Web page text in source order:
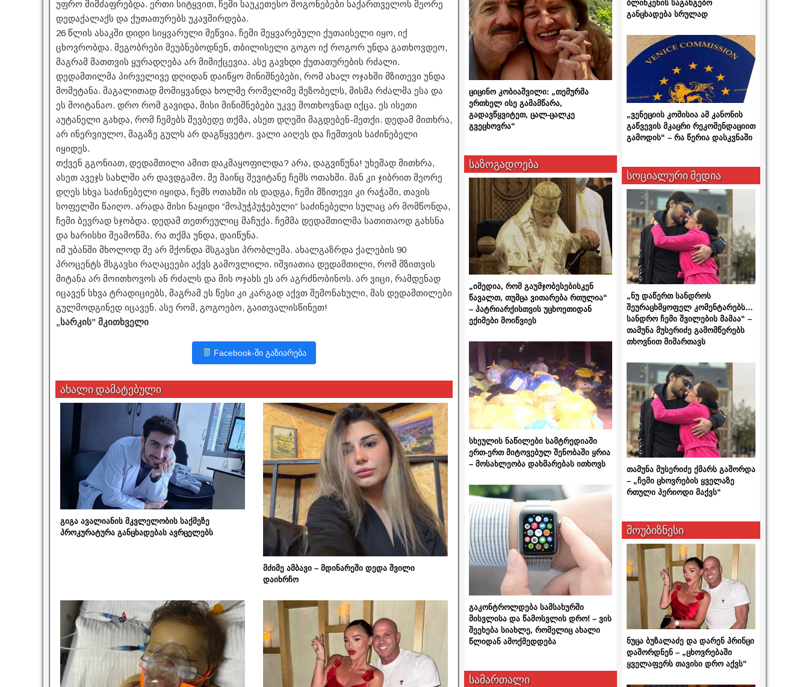
უფრო მიმძაფრებდა. ერთი სიტყვით, ჩემი საუკეთესო მოგონებები საქართველოს მეორე
დედაქალაქს და ქუთათურებს უკავშირდება.
26 წლის ასაკში დიდი სიყვარული მეწვია. ჩემი შეყვარებული ქუთაისელი იყო, იქ
ცხოვრობდა. მეგობრები მეუბნებოდნენ, თბილისელი გოგო იქ როგორ უნდა გათხოვდეო,
მაგრამ მათთვის ყურადღება არ მიმიქცევია. ასე გავხდი ქუთათურების რძალი.
დედამთილმა პირველივე დღიდან დაიწყო მინიშნებები, რომ ახალ ოჯახში მზითევი უნდა
მომეტანა. მაგალითად მომიყვანდა ხოლმე რომელიმე მეზობელს, მისმა რძალმა ესა და
ეს მოიტანაო. დრო რომ გავიდა, მისი მინიშნებები უკვე მოთხოვნად იქცა. ეს ისეთი
აუტანელი გახდა, რომ ჩემებს შევბედე თქმა, ასეთ დღეში მაგდებენ-მეთქი. დედამ მითხრა,
არ ინერვიულო, მაგაზე გულს არ დაგწყვეტო. ვალი აიღეს და ჩემთვის საძინებელი
იყიდეს.
თქვენ გგონიათ, დედამთილი ამით დაკმაყოფილდა? არა, დაგვიწუნა! უხეშად მითხრა,
ასეთ ავეჯს სახლში არ დავდგამო. მე მაინც შევიტანე ჩემს ოთახში. მან კი ჯიბრით მეორე
დღეს სხვა საძინებელი იყიდა, ჩემს ოთახში ის დადგა, ჩემი მზითევი კი რაჭაში, თავის
სოფელში წაიღო. არადა მისი ნაყიდი “მოპუჭპუჭებული” საძინებელი სულაც არ მომწონდა,
ჩემი ბევრად სჯობდა. დედამ თეთრეულიც მაჩუქა. ჩემმა დედამთილმა სათითაოდ გახსნა
და ხარისხი შეამოწმა. რა თქმა უნდა, დაიწუნა.
იმ უბანში მხოლოდ მე არ მქონდა მსგავსი პრობლემა. ახალგაზრდა ქალების 90
პროცენტს მსგავსი რაღაცეები აქვს გამოვლილი. იშვიათია დედამთილი, რომ მზითვის
მიტანა არ მოითხოვოს ან რძალს და მის ოჯახს ეს არ აგრძნობინოს. არ ვიცი, რამდენად
იცავენ სხვა ტრადიციებს, მაგრამ ეს წესი კი კარგად აქვთ შემონახული, მას დედამთილები
გულმოდგინედ იცავენ. ასე რომ, გოგოებო, გაითვალისწინეთ!
„სარკის” მკითხველი
Facebook-ში გაზიარება
ახალი დამატებული
გიგა ავალიანის მკვლელობის საქმეზე
პროკურატურა განცხადებას ავრცელებს
მძიმე ამბავი – მდინარეში დედა შვილი
დაიხრჩო
ციცინო კობიაშვილი: „თემურმა
ერთხელ ისე გამამწარა,
გადავწყვიტეთ, ცალ-ცალკე
გვეცხოვრა“
საზოგადოება
„იმედია, რომ გაუმჯობესებისკენ
წავალთ, თუმცა ვითარება რთულია“
– პატრიარქისთვის უცხოეთიდან
ექიმები მოიწვიეს
სხეულის ნაწილები სამტრედიაში
ერთ-ერთ მიტოვებულ შენობაში ყრია
– მოსახლეობა დახმარებას ითხოვს
გაკონტროლდება სამსახურში
მისვლისა და წამოსვლის დრო! – ვის
შეეხება სიახლე, რომელიც ახალი
წლიდან ამოქმედდება
სამართალი
ბლინკენის საგანგებო
განცხადება სრულად
„ვენეციის კომისია ამ კანონის
გაწვევის მკაცრი რეკომენდაციით
გამოდის“ – რა წერია დასკვნაში
სოციალური მედია
„ნუ დაწერთ სანდროს
შეურაცხმყოფელ კომენტარებს…
სანდრო ჩემი შვილების მამაა“ –
თამუნა მუსერიძე გამომწერებს
თხოვნით მიმართავს
თამუნა მუსერიძე ქმარს გაშორდა
– „ჩემი ცხოვრების ყველაზე
რთული პერიოდი მაქვს“
შოუბიზნესი
ნუცა ბუზალაძე და დარენ პრინცი
დაშორდნენ – „ცხოვრებაში
ყველაფერს თავისი დრო აქვს“